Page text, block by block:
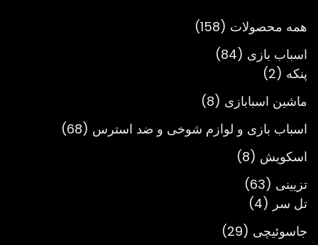
همه محصولات
158
158
اسباب بازی 84
84
پنکه 2
2
محصول
ماشین اسبابازی 8
8
اسباب بازی و لوازم شوخی و ضد استرس 68
68
اسکویش 8
8
تزیینی 63
63
محصول
تل سر 4
4
محصول
جاسوئیچی 29
29